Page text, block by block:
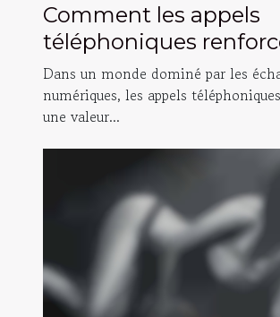
Comment les appels
téléphoniques
les relations
Dans un monde dominé par les
numériques, les appels
une valeur...